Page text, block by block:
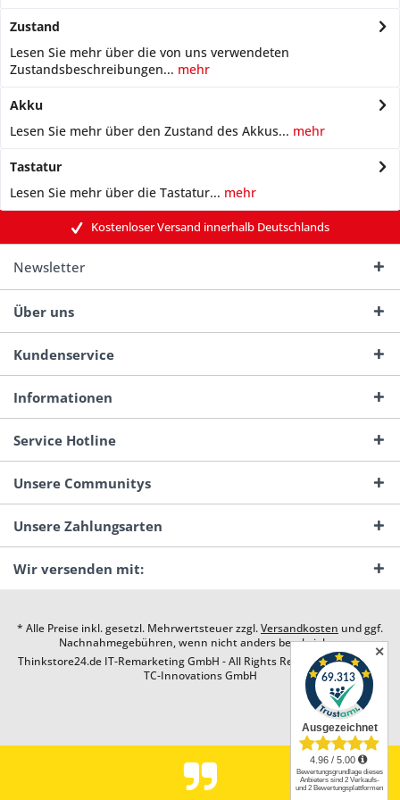
Zustand
Lesen Sie mehr über die von uns verwendeten
Zustandsbeschreibungen... mehr
Akku
Lesen Sie mehr über den Zustand des Akkus... mehr
Tastatur
Lesen Sie mehr über die Tastatur... mehr
Kostenloser Versand innerhalb Deutschlands
Newsletter
Über uns
Kundenservice
Informationen
Service Hotline
Unsere Communitys
Unsere Zahlungsarten
Wir versenden mit:
* Alle Preise inkl. gesetzl. Mehrwertsteuer zzgl.Versandkosten und ggf.
Nachnahmegebühren, wenn nicht anders beschrieben
Thinkstore24.de IT-Remarketing GmbH - All Rights Reserved. Design by
TC-Innovations GmbH
✕